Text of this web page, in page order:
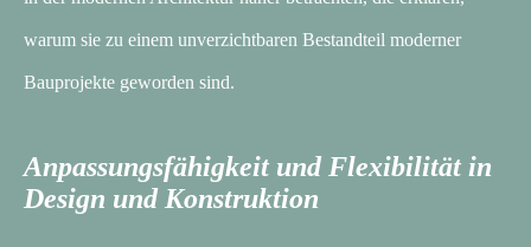
warum sie zu einem unverzichtbaren Bestandteil moderner
Bauprojekte geworden sind.
Anpassungsfähigkeit und Flexibilität in
Design und Konstruktion